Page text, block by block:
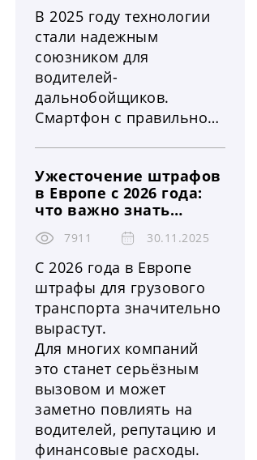
В 2025 году технологии
стали надежным
союзником для
водителей-
дальнобойщиков.
Смартфон с правильно
существенно облегчить
работу на маршруте,
обеспечить
безопасность и удобство
в дороге. Вот ТОП-10
самых полезных
приложений, которые
стоит иметь каждому
дальнобойщику
Ужесточение штрафов
в Европе с 2026 года:
что важно знать
водителям грузовиков
и логистическим
компаниям
7911 30.11.2025
С 2026 года в Европе
штрафы для грузового
транспорта значительно
вырастут.
Для многих компаний
это станет серьёзным
вызовом и может
заметно повлиять на
водителей, репутацию и
финансовые расходы.